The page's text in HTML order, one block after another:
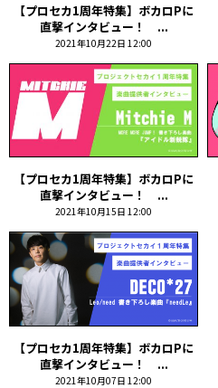
【プロセカ1周年特集】ボカロPに
直撃インタビュー！ ...
2021年10月22日 12:00
【プロセカ1周年特集】ボカロPに
直撃インタビュー！ ...
2021年10月15日 12:00
【プロセカ1周年特集】ボカロPに
直撃インタビュー！ ...
2021年10月07日 12:00